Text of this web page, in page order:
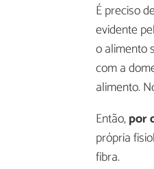
É preciso
evidente
o alimento
com a
alimento.
Então,por
própria
fibra.